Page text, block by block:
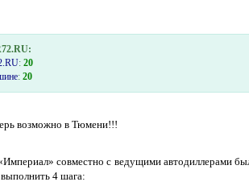
: 20
: 20
возможно в Тюмени!!!
совместно с ведущими автодиллерами
4 шага: